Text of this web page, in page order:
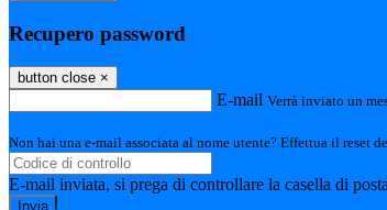
Recupero password
button close ×
E-mail Verrà inviato un
Non hai una e-mail associata al nome utente? Effettua il reset
E-mail inviata, si prega di controllare la casella di